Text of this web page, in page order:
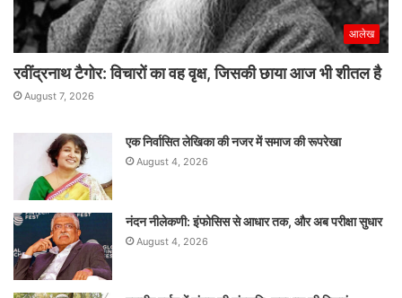
आलेख
रवींद्रनाथ टैगोर: विचारों का वह वृक्ष, जिसकी छाया आज भी शीतल है
August 7, 2026
एक निर्वासित लेखिका की नजर में समाज की रूपरेखा
August 4, 2026
नंदन नीलेकणी: इंफोसिस से आधार तक, और अब परीक्षा सुधार
August 4, 2026